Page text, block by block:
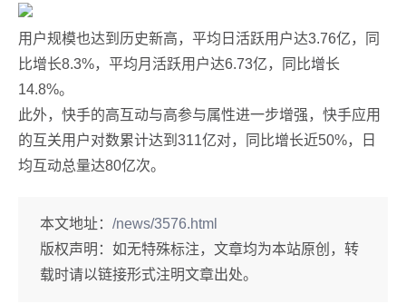
用户规模也达到历史新高，平均日活跃用户达3.76亿，同
比增长8.3%，平均月活跃用户达6.73亿，同比增长
14.8%。
此外，快手的高互动与高参与属性进一步增强，快手应用
的互关用户对数累计达到311亿对，同比增长近50%，日
均互动总量达80亿次。
本文地址： /news/3576.html
版权声明： 如无特殊标注，文章均为本站原创，转
载时请以链接形式注明文章出处。